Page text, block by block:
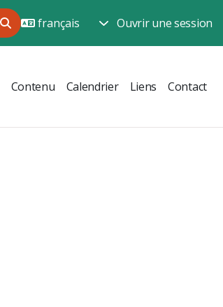
Ouvrir une session
Contenu Calendrier Liens Contact